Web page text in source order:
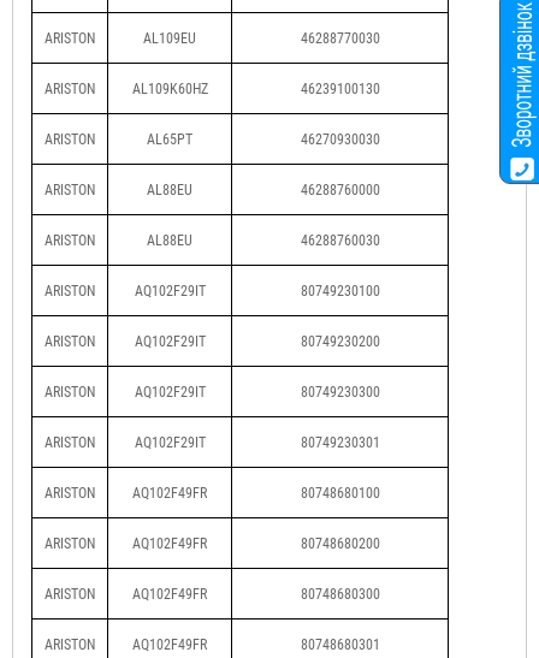
ARISTON AL109EU 46288770030
ARISTON AL109K60HZ 46239100130
ARISTON AL65PT 46270930030
ARISTON AL88EU 46288760000
ARISTON AL88EU 46288760030
ARISTON AQ102F29IT 80749230100
ARISTON AQ102F29IT 80749230200
ARISTON AQ102F29IT 80749230300
ARISTON AQ102F29IT 80749230301
ARISTON AQ102F49FR 80748680100
ARISTON AQ102F49FR 80748680200
ARISTON AQ102F49FR 80748680300
ARISTON AQ102F49FR 80748680301